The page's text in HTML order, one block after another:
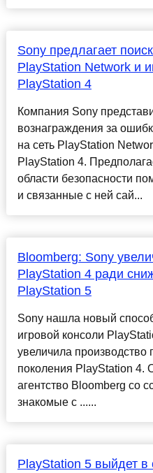
Sony предлагает
PlayStation Network и
PlayStation 4
Компания Sony
вознаграждения за
на сеть PlayStation
PlayStation 4.
области безопасности
и связанные с ней сай...
Bloomberg: Sony
PlayStation 4 ради
PlayStation 5
Sony нашла новый
игровой консоли
увеличила
поколения PlayStation 4.
агентство Bloomberg со
знакомые с ......
PlayStation 5 выйдет в